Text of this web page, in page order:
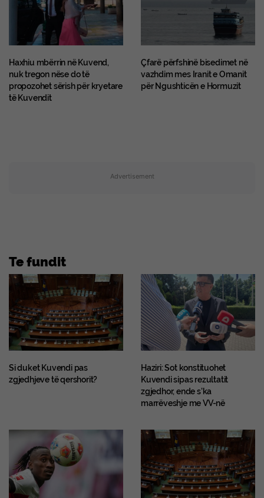
Haxhiu mbërrin në Kuvend,
nuk tregon nëse do të
propozohet sërish për kryetare
të Kuvendit
Çfarë përfshinë bisedimet në
vazhdim mes Iranit e Omanit
për Ngushticën e Hormuzit
Advertisement
Te fundit
Si duket Kuvendi pas
zgjedhjeve të qershorit?
Haziri: Sot konstituohet
Kuvendi sipas rezultatit
zgjedhor, ende s’ka
marrëveshje me VV-në